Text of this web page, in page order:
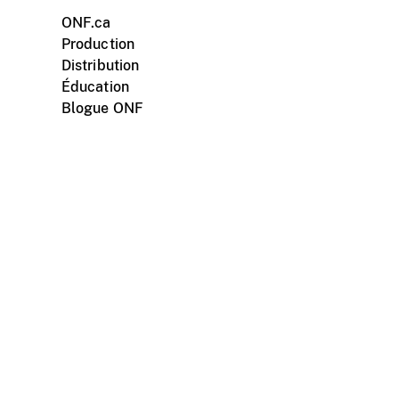
ONF.ca
Production
Distribution
Éducation
Blogue ONF